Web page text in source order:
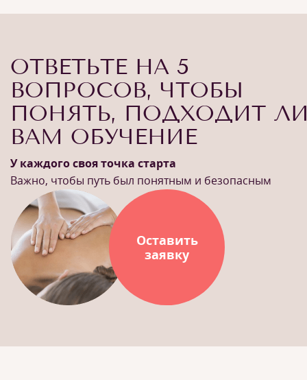
ОТВЕТЬТЕ НА 5
ВОПРОСОВ, ЧТОБЫ
ПОНЯТЬ, ПОДХОДИТ
ВАМ ОБУЧЕНИЕ
У каждого своя точка старта
Важно, чтобы путь был понятным и безопасным
Оставить
заявку